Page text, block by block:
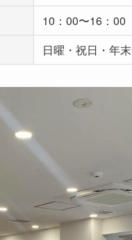
10：00〜16：00
日曜・祝日・年